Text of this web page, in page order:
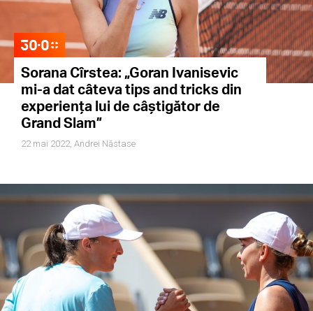
Sorana Cîrstea: „Goran Ivanisevic
mi-a dat câteva tips and tricks din
experiența lui de câștigător de
Grand Slam”
22 mai 2022, Andrei Năstase